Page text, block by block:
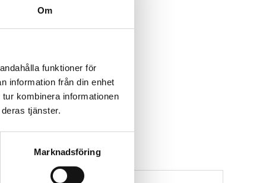
Om
funktioner för
information från din enhet
kombinera informationen
tjänster.
Marknadsföring